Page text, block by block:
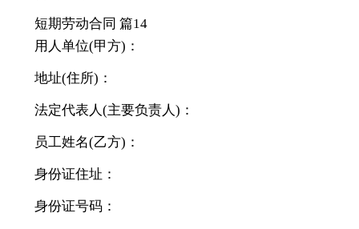
短期劳动合同 篇14
用人单位(甲方)：
地址(住所)：
法定代表人(主要负责人)：
员工姓名(乙方)：
身份证住址：
身份证号码：